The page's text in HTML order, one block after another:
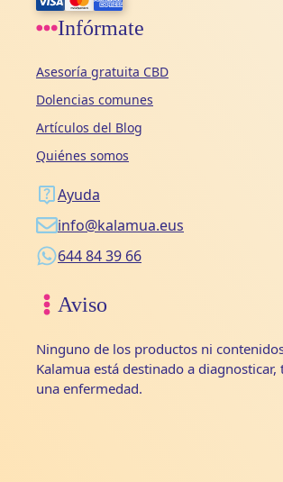
Infórmate
Asesoría gratuita CBD
Dolencias comunes
Artículos del Blog
Quiénes somos
Ayuda
info@kalamua.eus
644 84 39 66
Aviso
Ninguno de los productos ni
Kalamua está destinado a
una enfermedad.